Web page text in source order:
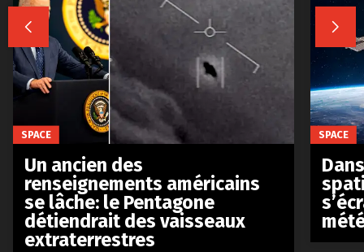
 
SPACE
Un ancien des
renseignements américains
se lâche: le Pentagone
détiendrait des vaisseaux
extraterrestres
SPACE